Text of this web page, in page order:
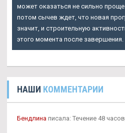
может оказаться не сильно
потом сычев ждет, что новая
значит, и строительную
этого момента после завершения.
НАШИ КОММЕНТАРИИ
Бендлина писала: Течение 48